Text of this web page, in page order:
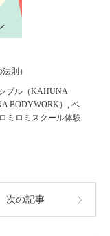
則）
プル（KAHUNA
BODYWORK） , ベ
ロミロミスクール体験
次の記事